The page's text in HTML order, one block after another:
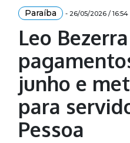
Paraíba - 26/05/2026 / 16:54
Leo
junho e
para
Pessoa